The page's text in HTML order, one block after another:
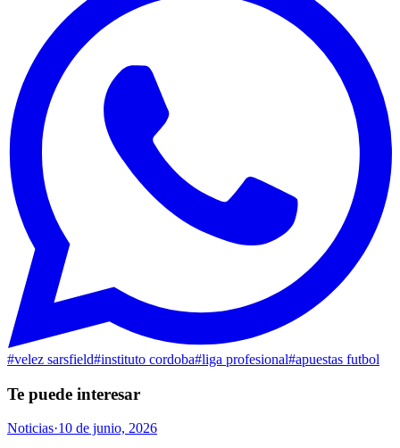
#velez sarsfield#instituto cordoba#liga profesional#apuestas futbol
Te puede interesar
Noticias·10 de junio, 2026